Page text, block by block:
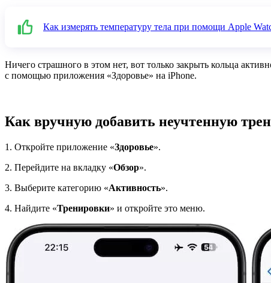
Как измерять температуру тела при помощи Apple
Ничего страшного в этом нет, вот только закрыть кольца
с помощью приложения «Здоровье» на iPhone.
Как вручную добавить неучтенную
1. Откройте приложение «Здоровье».
2. Перейдите на вкладку «Обзор».
3. Выберите категорию «Активность».
4. Найдите «Тренировки» и откройте это меню.